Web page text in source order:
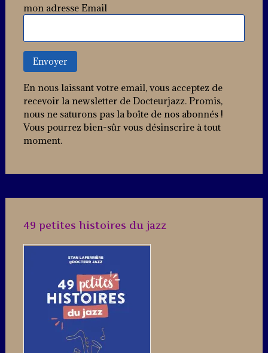
mit
Betreuung
und
speziellen
Boni.
mon adresse Email
En nous laissant votre email, vous acceptez de
recevoir la newsletter de Docteurjazz. Promis,
nous ne saturons pas la boîte de nos abonnés !
Vous pourrez bien-sûr vous désinscrire à tout
moment.
49 petites histoires du jazz